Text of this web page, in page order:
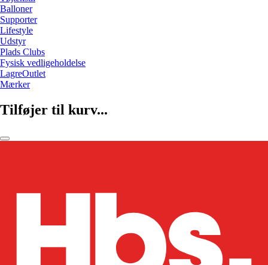
Balloner
Supporter
Lifestyle
Udstyr
Plads Clubs
Fysisk vedligeholdelse
LagreOutlet
Mærker
Tilføjer til kurv...